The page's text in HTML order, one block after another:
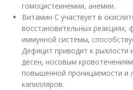
гомоцистеинемии, анемии.
Витамин С участвует в
восстановительных реакциях,
иммунной системы,
Дефицит приводит к рыхлости
десен, носовым
повышенной проницаемости и
капилляров.